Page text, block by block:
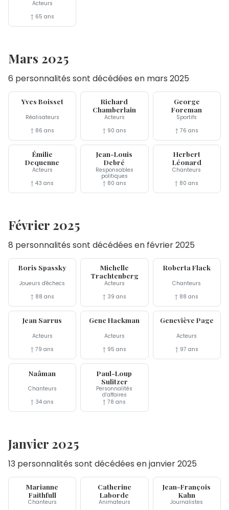
Acteurs
† 65 ans
Mars 2025
6 personnalités sont décédées en mars 2025
31 mar
Yves Boisset
Réalisateurs
† 86 ans
Richard
Chamberlain
Acteurs
† 90 ans
George
Foreman
Sportifs
† 76 ans
16 mar
Émilie
Dequenne
Acteurs
† 43 ans
4 mar
Jean-Louis
Debré
Responsables
politiques
† 80 ans
2 mar
Herbert
Léonard
Chanteurs
† 80 ans
Février 2025
8 personnalités sont décédées en février 2025
27 fév
Boris Spassky
Joueurs d'échecs
† 88 ans
Michelle
Trachtenberg
Acteurs
† 39 ans
Roberta Flack
Chanteurs
† 88 ans
19 fév
Jean Sarrus
Acteurs
† 79 ans
18 fév
Gene Hackman
Acteurs
† 95 ans
14 fév
Geneviève Page
Acteurs
† 97 ans
7 fév
Naâman
Chanteurs
† 34 ans
6 fév
Paul-Loup
Sulitzer
Personnalités
d’affaires
† 78 ans
Janvier 2025
13 personnalités sont décédées en janvier 2025
30 jan
Marianne
Faithfull
Chanteurs
Catherine
Laborde
Animateurs
Jean-François
Kahn
Journalistes